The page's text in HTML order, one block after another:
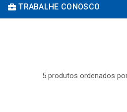
TRABALHE CONOSCO
5 produtos ordenados